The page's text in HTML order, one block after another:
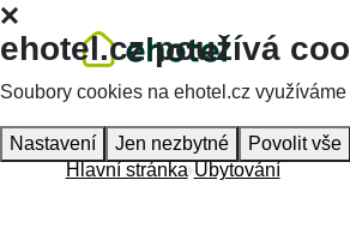
Hlavní stránka Ubytování
ehotel.cz používá
Soubory cookies na ehotel.cz
Nastavení Jen nezbytné Povolit vše